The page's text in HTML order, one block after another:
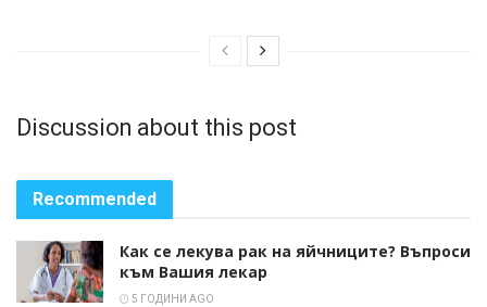
Discussion about this post
Recommended
Как се лекува рак на яйчниците? Въпроси
към Вашия лекар
5 ГОДИНИ AGO